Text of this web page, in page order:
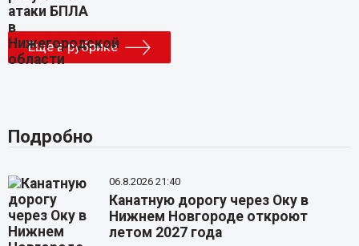
Еще в рубрике
Подробно
06.8.2026 21:40
Канатную дорогу через Оку в
Нижнем Новгороде откроют
летом 2027 года